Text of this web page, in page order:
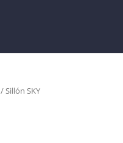
/ Sillón SKY